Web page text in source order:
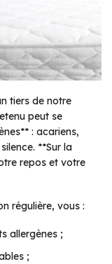
tiers de notre
peut se
: acariens,
**Sur la
repos et votre
régulière, vous :
allergènes ;
;